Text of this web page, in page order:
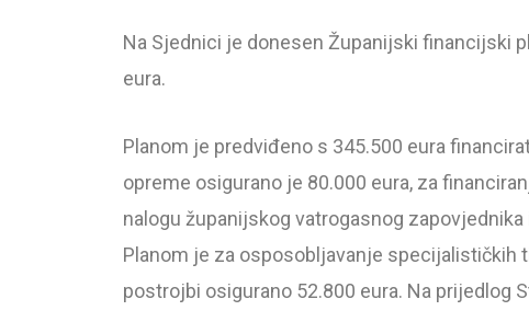
Na Sjednici je donesen Županijski financijski
eura.
Planom je predviđeno s 345.500 eura
opreme osigurano je 80.000 eura, za
nalogu županijskog vatrogasnog
Planom je za osposobljavanje specijalističkih
postrojbi osigurano 52.800 eura. Na prijedlog